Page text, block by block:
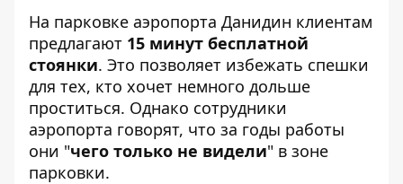
На парковке аэропорта Данидин клиентам
предлагают 15 минут бесплатной
стоянки. Это позволяет избежать спешки
для тех, кто хочет немного дольше
проститься. Однако сотрудники
аэропорта говорят, что за годы работы
они "чего только не видели" в зоне
парковки.